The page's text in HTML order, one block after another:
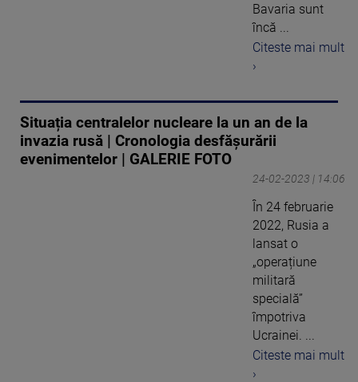
Bavaria sunt
încă ...
Citeste mai mult
›
Situația centralelor nucleare la un an de la
invazia rusă | Cronologia desfășurării
evenimentelor | GALERIE FOTO
24-02-2023 | 14:06
În 24 februarie
2022, Rusia a
lansat o
„operațiune
militară
specială”
împotriva
Ucrainei. ...
Citeste mai mult
›